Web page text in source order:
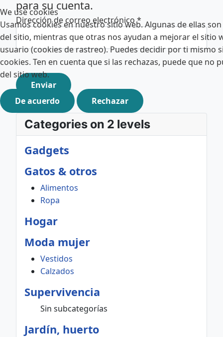
para su cuenta.
Dirección de correo electrónico*
Enviar
Categories on 2 levels
Gadgets
Gatos & otros
Alimentos
Ropa
Hogar
Moda mujer
Vestidos
Calzados
Supervivencia
Sin subcategorías
Jardín, huerto
We use cookies
Usamos cookies en nuestro sitio web. Algunas de ellas
del sitio, mientras que otras nos ayudan a mejorar el sitio
usuario (cookies de rastreo). Puedes decidir por ti mismo
cookies. Ten en cuenta que si las rechazas, puede que no
del sitio web.
De acuerdo Rechazar